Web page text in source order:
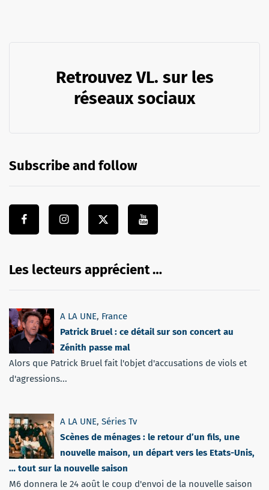
Retrouvez VL. sur les
réseaux sociaux
Subscribe and follow
Les lecteurs apprécient …
A LA UNE, France
Patrick Bruel : ce détail sur son concert au
Zénith passe mal
Alors que Patrick Bruel fait l'objet d'accusations de viols et
d'agressions...
A LA UNE, Séries Tv
Scènes de ménages : le retour d’un fils, une
nouvelle maison, un départ vers les Etats-Unis,
… tout sur la nouvelle saison
M6 donnera le 24 août le coup d'envoi de la nouvelle saison